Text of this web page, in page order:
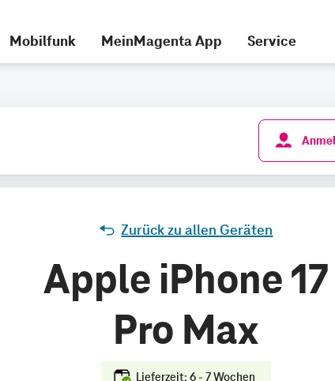
Mobilfunk MeinMagenta App Service
Zurück zu allen Geräten
Apple iPhone 17
Pro Max
Lieferzeit: 6 - 7 Wochen